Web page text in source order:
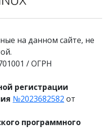
на данном сайте, не
/ ОГРН
регистрации
№2023682582 от
программного